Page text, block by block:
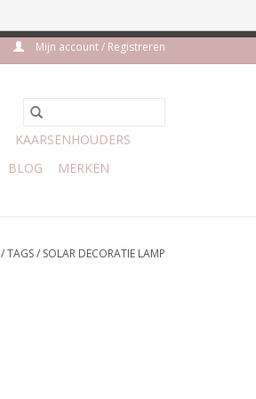
Mijn account / Registreren
KAARSENHOUDERS
BLOG MERKEN
/TAGS/ SOLAR DECORATIE LAMP